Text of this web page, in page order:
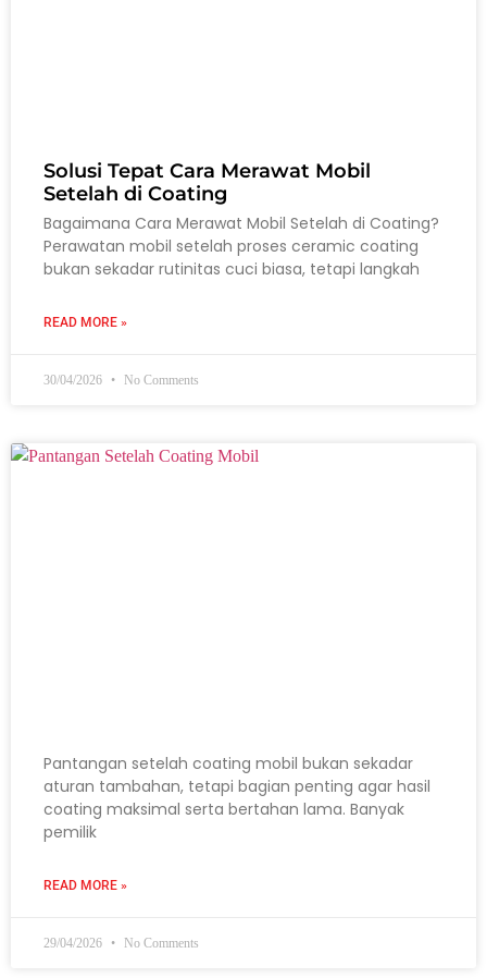
Solusi Tepat Cara Merawat Mobil
Setelah di Coating
Bagaimana Cara Merawat Mobil Setelah di Coating?
Perawatan mobil setelah proses ceramic coating
bukan sekadar rutinitas cuci biasa, tetapi langkah
READ MORE »
30/04/2026 No Comments
Pantangan setelah coating mobil bukan sekadar
aturan tambahan, tetapi bagian penting agar hasil
coating maksimal serta bertahan lama. Banyak
pemilik
READ MORE »
29/04/2026 No Comments